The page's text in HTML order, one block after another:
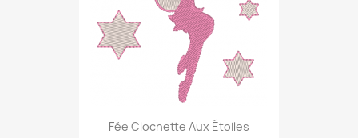
Fée Clochette Aux Étoiles